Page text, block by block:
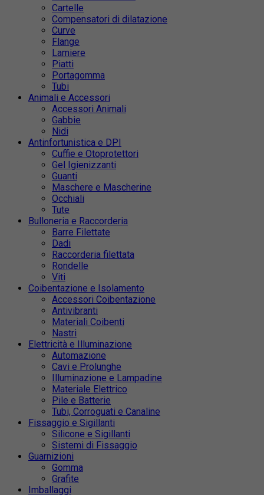
Cartelle
Compensatori di dilatazione
Curve
Flange
Lamiere
Piatti
Portagomma
Tubi
Animali e Accessori
Accessori Animali
Gabbie
Nidi
Antinfortunistica e DPI
Cuffie e Otoprotettori
Gel Igienizzanti
Guanti
Maschere e Mascherine
Occhiali
Tute
Bulloneria e Raccorderia
Barre Filettate
Dadi
Raccorderia filettata
Rondelle
Viti
Coibentazione e Isolamento
Accessori Coibentazione
Antivibranti
Materiali Coibenti
Nastri
Elettricità e Illuminazione
Automazione
Cavi e Prolunghe
Illuminazione e Lampadine
Materiale Elettrico
Pile e Batterie
Tubi, Corroguati e Canaline
Fissaggio e Sigillanti
Silicone e Sigillanti
Sistemi di Fissaggio
Guarnizioni
Gomma
Grafite
Imballaggi